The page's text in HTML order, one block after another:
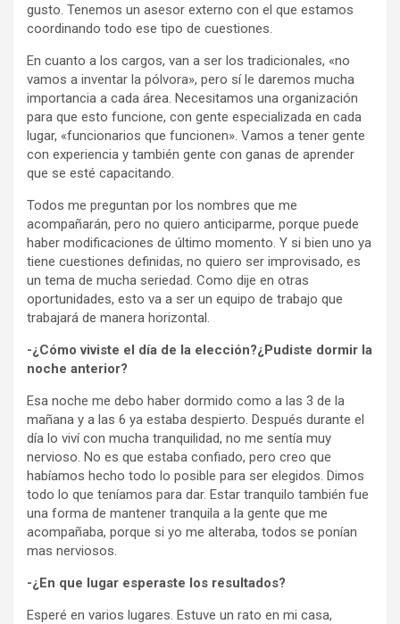
gusto. Tenemos un asesor externo con el que estamos
coordinando todo ese tipo de cuestiones.
En cuanto a los cargos, van a ser los tradicionales, «no
vamos a inventar la pólvora», pero sí le daremos mucha
importancia a cada área. Necesitamos una organización
para que esto funcione, con gente especializada en cada
lugar, «funcionarios que funcionen». Vamos a tener gente
con experiencia y también gente con ganas de aprender
que se esté capacitando.
Todos me preguntan por los nombres que me
acompañarán, pero no quiero anticiparme, porque puede
haber modificaciones de último momento. Y si bien uno ya
tiene cuestiones definidas, no quiero ser improvisado, es
un tema de mucha seriedad. Como dije en otras
oportunidades, esto va a ser un equipo de trabajo que
trabajará de manera horizontal.
-¿Cómo viviste el día de la elección?¿Pudiste dormir la
noche anterior?
Esa noche me debo haber dormido como a las 3 de la
mañana y a las 6 ya estaba despierto. Después durante el
día lo viví con mucha tranquilidad, no me sentía muy
nervioso. No es que estaba confiado, pero creo que
habíamos hecho todo lo posible para ser elegidos. Dimos
todo lo que teníamos para dar. Estar tranquilo también fue
una forma de mantener tranquila a la gente que me
acompañaba, porque si yo me alteraba, todos se ponían
mas nerviosos.
-¿En que lugar esperaste los resultados?
Esperé en varios lugares. Estuve un rato en mi casa,